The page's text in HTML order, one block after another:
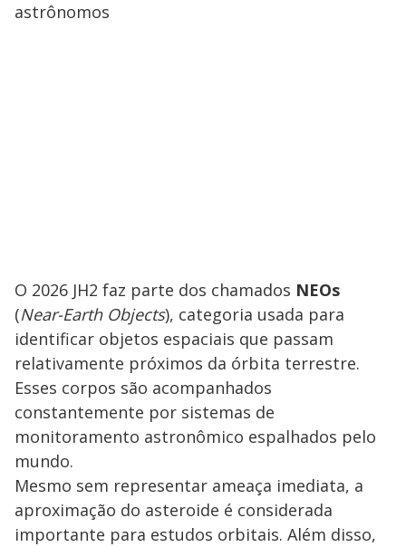
astrônomos
O 2026 JH2 faz parte dos chamados NEOs
(Near-Earth Objects), categoria usada para
identificar objetos espaciais que passam
relativamente próximos da órbita terrestre.
Esses corpos são acompanhados
constantemente por sistemas de
monitoramento astronômico espalhados pelo
mundo.
Mesmo sem representar ameaça imediata, a
aproximação do asteroide é considerada
importante para estudos orbitais. Além disso,